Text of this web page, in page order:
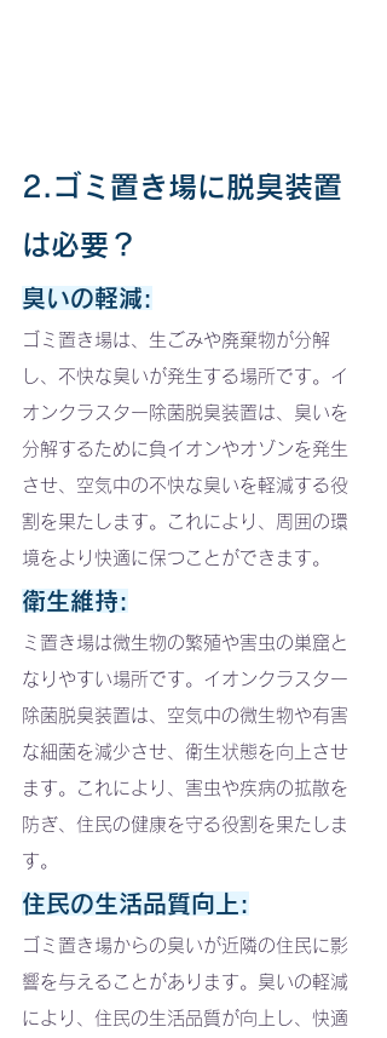
2.ゴミ置き場に脱臭装置
は必要？
臭いの軽減:
ゴミ置き場は、生ごみや廃棄物が分解
し、不快な臭いが発生する場所です。イ
オンクラスター除菌脱臭装置は、臭いを
分解するために負イオンやオゾンを発生
させ、空気中の不快な臭いを軽減する役
割を果たします。これにより、周囲の環
境をより快適に保つことができます。
衛生維持:
ミ置き場は微生物の繁殖や害虫の巣窟と
なりやすい場所です。イオンクラスター
除菌脱臭装置は、空気中の微生物や有害
な細菌を減少させ、衛生状態を向上させ
ます。これにより、害虫や疾病の拡散を
防ぎ、住民の健康を守る役割を果たしま
す。
住民の生活品質向上:
ゴミ置き場からの臭いが近隣の住民に影
響を与えることがあります。臭いの軽減
により、住民の生活品質が向上し、快適